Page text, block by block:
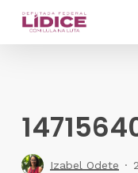
Skip
Izabel Odete